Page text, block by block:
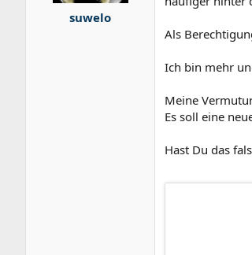
suwelo
Als
Ich bin mehr
Meine
Es soll eine
Hast Du das